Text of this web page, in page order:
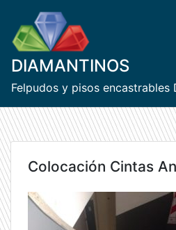
content
DIAMANTINOS
Felpudos y pisos encastrables
Colocación Cintas